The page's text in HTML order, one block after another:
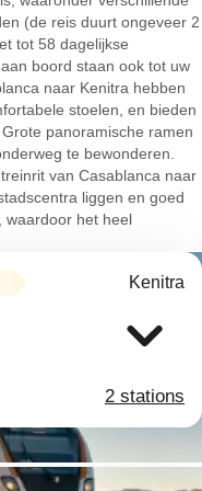
(de reis duurt ongeveer 2
tot 58 dagelijkse
boord staan ook tot uw
naar Kenitra hebben
stoelen, en bieden
panoramische ramen
te bewonderen.
van Casablanca naar
liggen en goed
waardoor het heel
Kenitra
2 stations